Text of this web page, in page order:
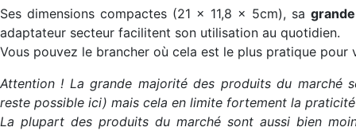
Ses dimensions compactes (21 x 11,8 x 5cm), sa
adaptateur secteur facilitent son utilisation au quotidien.
Vous pouvez le brancher où cela est le plus pratique pour
Attention ! La grande majorité des produits du marché
reste possible ici) mais cela en limite fortement la praticité
La plupart des produits du marché sont aussi bien